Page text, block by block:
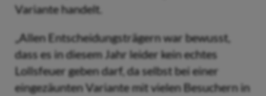
Variante handelt.
„Allen Entscheidungsträgern war bewusst,
dass es in diesem Jahr leider kein echtes
Lollsfeuer geben darf, da selbst bei einer
eingezäunten Variante mit vielen Besuchern in